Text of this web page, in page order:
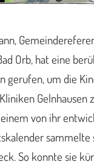
Orb, hat eine
gerufen, um die
Gelnhausen
von ihr
sammelte
So konnte sie